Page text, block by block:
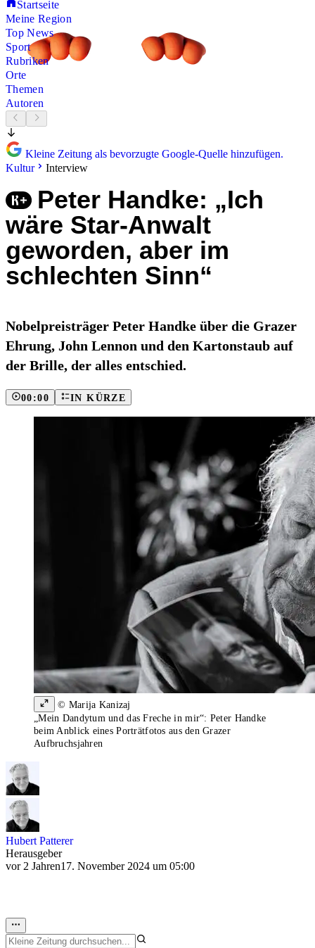
Startseite
Meine Region
Top News
Sport
Rubriken
Orte
Themen
Autoren
Kleine Zeitung als bevorzugte Google-Quelle hinzufügen.
Kultur
Interview
Peter Handke: „Ich
wäre Star-Anwalt
geworden, aber im
schlechten Sinn“
Nobelpreisträger Peter Handke über die Grazer
Ehrung, John Lennon und den Kartonstaub auf
der Brille, der alles entschied.
00:00 IN KÜRZE
© Marija Kanizaj
„Mein Dandytum und das Freche in mir“: Peter Handke
beim Anblick eines Porträtfotos aus den Grazer
Aufbruchsjahren
Hubert Patterer
Herausgeber
vor 2 Jahren17. November 2024 um 05:00